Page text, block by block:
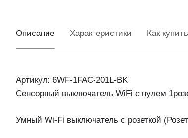
Описание Характеристики Как купить
Артикул: 6WF-1FAC-201L-BK
Сенсорный выключатель WiFi с нулем
Умный Wi-Fi выключатель с розеткой